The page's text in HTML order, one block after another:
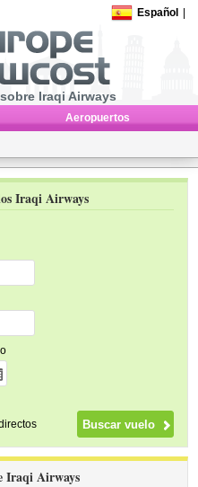
Español
Iraqi Airways
Aeropuertos
Iraqi Airways
Iraqi Airways